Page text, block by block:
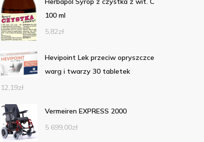
100 ml
5,82zł
Hevipoint Lek przeciw opryszczce
warg i twarzy 30 tabletek
12,19zł
Vermeiren EXPRESS 2000
5 699,00zł